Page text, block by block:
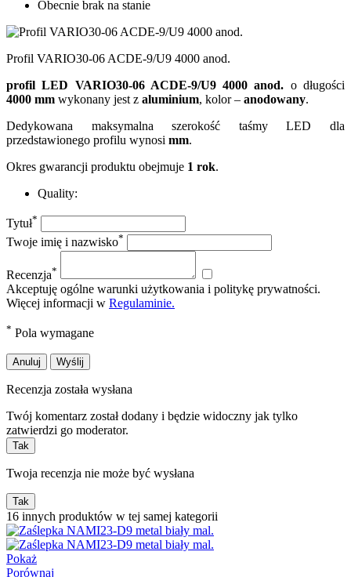
Obecnie brak na stanie
Profil VARIO30-06 ACDE-9/U9 4000 anod.
profil LED VARIO30-06 ACDE-9/U9 4000 anod. o długości
4000 mm wykonany jest z aluminium, kolor – anodowany.
Dedykowana maksymalna szerokość taśmy LED dla
przedstawionego profilu wynosi mm.
Okres gwarancji produktu obejmuje 1 rok.
Quality:
Tytuł*
Twoje imię i nazwisko*
Recenzja*
Akceptuję ogólne warunki użytkowania i politykę prywatności.
Więcej informacji w Regulaminie.
* Pola wymagane
Anuluj Wyślij
Recenzja została wysłana
Twój komentarz został dodany i będzie widoczny jak tylko
zatwierdzi go moderator.
Tak
Twoja recenzja nie może być wysłana
Tak
16 innych produktów w tej samej kategorii
Pokaż
Porównaj